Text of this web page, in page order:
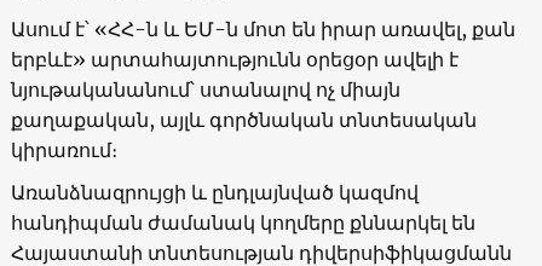
Ասում է՝ «ՀՀ-ն և ԵՄ-ն մոտ են իրար առավել, քան
երբևէ» արտահայտությունն օրեցօր ավելի է
նյութականանում՝ ստանալով ոչ միայն
քաղաքական, այլև գործնական տնտեսական
կիրառում։
Առանձնազրույցի և ընդլայնված կազմով
հանդիպման ժամանակ կողմերը քննարկել են
Հայաստանի տնտեսության դիվերսիֆիկացմանն